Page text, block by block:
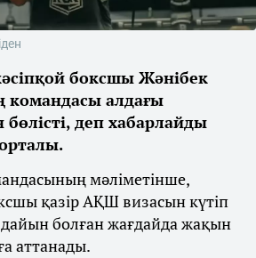
боксшы Жәнібек
командасы алдағы
деп хабарлайды
мәліметінше,
қазір АҚШ визасын күтіп
болған жағдайда жақын
аттанады.